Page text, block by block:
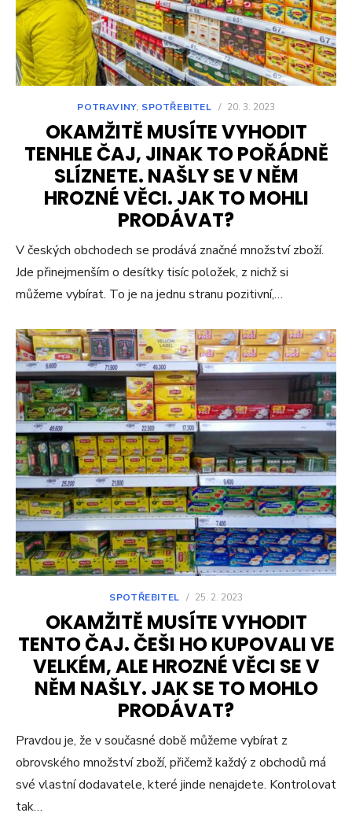
POTRAVINY, SPOTŘEBITEL / 20. 3. 2023
OKAMŽITĚ MUSÍTE VYHODIT
TENHLE ČAJ, JINAK TO POŘÁDNĚ
SLÍZNETE. NAŠLY SE V NĚM
HROZNÉ VĚCI. JAK TO MOHLI
PRODÁVAT?
V českých obchodech se prodává značné množství zboží.
Jde přinejmenším o desítky tisíc položek, z nichž si
můžeme vybírat. To je na jednu stranu pozitivní,…
SPOTŘEBITEL / 25. 2. 2023
OKAMŽITĚ MUSÍTE VYHODIT
TENTO ČAJ. ČEŠI HO KUPOVALI VE
VELKÉM, ALE HROZNÉ VĚCI SE V
NĚM NAŠLY. JAK SE TO MOHLO
PRODÁVAT?
Pravdou je, že v současné době můžeme vybírat z
obrovského množství zboží, přičemž každý z obchodů má
své vlastní dodavatele, které jinde nenajdete. Kontrolovat
tak…